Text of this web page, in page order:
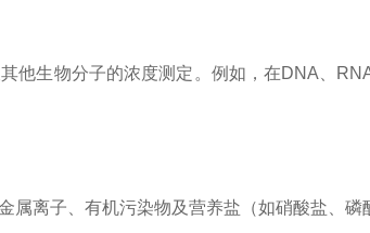
生物分子的浓度测定。例如，在DNA、
离子、有机污染物及营养盐（如硝酸盐、磷